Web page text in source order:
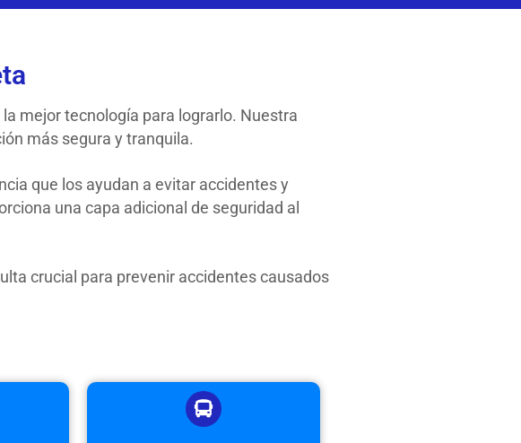
mejor tecnología para lograrlo. Nuestra
más segura y tranquila.
que los ayudan a evitar accidentes y
una capa adicional de seguridad al
crucial para prevenir accidentes causados